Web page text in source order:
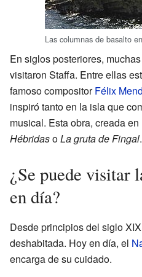
Las columnas de basalto
En siglos posteriores,
visitaron Staffa. Entre ellas
famoso compositorFélix
inspiró tanto en la isla que
musical. Esta obra, creada
HébridasoLa gruta de Fingal.
¿Se puede visitar
en día?
Desde principios del siglo
deshabitada. Hoy en día, el
encarga de su cuidado.